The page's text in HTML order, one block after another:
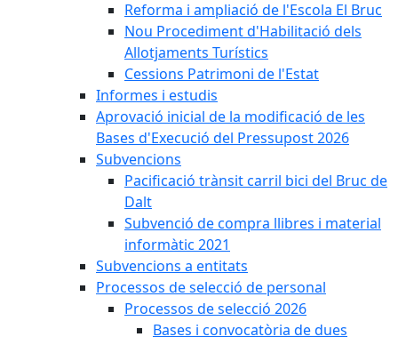
Reforma i ampliació de l'Escola El Bruc
Nou Procediment d'Habilitació dels
Allotjaments Turístics
Cessions Patrimoni de l'Estat
Informes i estudis
Aprovació inicial de la modificació de les
Bases d'Execució del Pressupost 2026
Subvencions
Pacificació trànsit carril bici del Bruc de
Dalt
Subvenció de compra llibres i material
informàtic 2021
Subvencions a entitats
Processos de selecció de personal
Processos de selecció 2026
Bases i convocatòria de dues